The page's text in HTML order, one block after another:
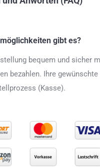
gibt es?
bequem und sicher
bezahlen. Ihre
(Kasse).